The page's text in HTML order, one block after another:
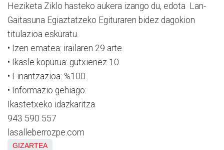
Heziketa Ziklo hasteko aukera izango du, edota Lan-
Gaitasuna Egiaztatzeko Egituraren bidez dagokion
titulazioa eskuratu.
• Izen ematea: irailaren 29 arte.
• Ikasle kopurua: gutxienez 10.
• Finantzazioa: %100.
• Informazio gehiago:
Ikastetxeko idazkaritza
943 590 557
lasalleberrozpe.com
GIZARTEA